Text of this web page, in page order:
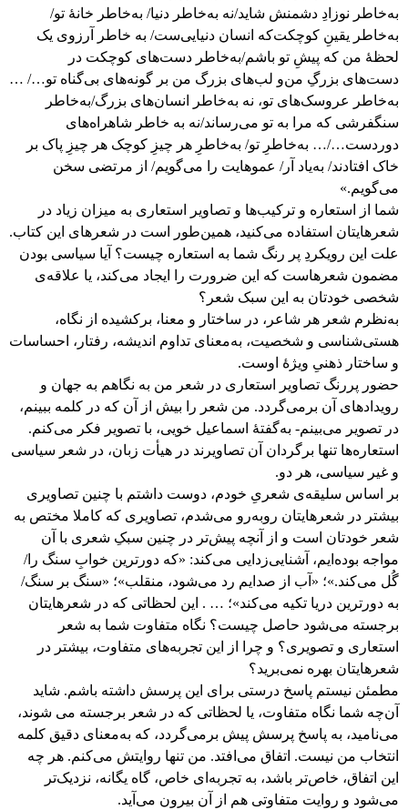
به‌خاطر نوزادِ دشمنش شاید/ نه به‌خاطر دنیا/ به‌خاطر خانۀ تو/
به‌خاطر یقینِ کوچکت که انسان دنیایی‌ست/ به خاطر آرزوی یک
لحظۀ من که پیشِ تو باشم/ به‌خاطر دست‌های کوچکت در
دست‌های بزرگِ من و لب‌های بزرگ من بر گونه‌های بی‌گناه تو…/ …
به‌خاطر عروسک‌های تو، نه به‌خاطر انسان‌های بزرگ/ به‌خاطر
سنگفرشی که مرا به تو می‌رساند/ نه به خاطر شاهراه‌های
دوردست…/… به‌خاطرِ تو/ به‌خاطرِ هر چیزِ کوچک هر چیزِ پاک بر
خاک افتادند/ به‌یاد آر/ عموهایت را می‌گویم/ از مرتضی سخن
می‌گویم.»
شما از استعاره و ترکیب‌ها و تصاویر استعاری به میزان زیاد در
شعرهایتان استفاده می‌کنید، همین‌طور است در شعرهای این کتاب.
علت این رویکردِ پر رنگ شما به استعاره چیست؟ آیا سیاسی بودن
مضمون شعرهاست که این ضرورت را ایجاد می‌کند، یا علاقه‌ی
شخصی خودتان به این سبک شعر؟
به‌نظرم شعر هر شاعر، در ساختار و معنا، برکشیده از نگاه،
هستی‌شناسی و شخصیت، به‌معنای تداوم اندیشه، رفتار، احساسات
و ساختار ذهنیِ ویژۀ اوست.
حضور پررنگ تصاویر استعاری در شعر من به نگاهم به جهان و
رویدادهای آن برمی‌گردد. من شعر را بیش از آن که در کلمه ببینم،
در تصویر می‌بینم- به‌گفتۀ اسماعیل خویی، با تصویر فکر می‌کنم.
استعاره‌ها تنها برگردان آن تصاویرند در هیأت زبان، در شعر سیاسی
و غیر سیاسی، هر دو.
بر اساس سلیقه‌ی شعری‌ِ خودم، دوست داشتم با چنین تصاویری
بیشتر در شعرهایتان روبه‌رو می‌شدم، تصاویری که کاملا مختص به
شعر خودتان است و از آنچه پیش‌تر در چنین سبکِ شعری با آن
مواجه بوده‌ایم، آشنایی‌زدایی می‌کند: «که دورترین خوابِ سنگ را/
گُل می‌کند.»؛ «آب از صدایم رد می‌شود، منقلب»؛ «سنگ بر سنگ/
به دورترین دریا تکیه می‌کند»؛ … . این لحظاتی که در شعرهایتان
برجسته می‌شود حاصل چیست؟ نگاه متفاوت شما به شعر
استعاری و تصویری؟ و چرا از این تجربه‌های متفاوت، بیشتر در
شعرهایتان بهره نمی‌برید؟
مطمئن نیستم پاسخ درستی برای این پرسش داشته باشم. شاید
آن‌چه شما نگاه متفاوت، یا لحظاتی که در شعر برجسته می شوند،
می‌نامید، به پاسخ پرسش پیش برمی‌گردد، که به‌معنای دقیق کلمه
انتخاب من نیست. اتفاق می‌افتد. من تنها روایتش می‌کنم. هر چه
این اتفاق، خاص‌تر باشد، به تجربه‌ای خاص، گاه یگانه، نزدیک‌تر
می‌شود و روایت متفاوتی هم از آن بیرون می‌آید.